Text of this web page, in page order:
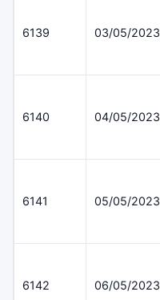
6139 03/05/2023
6140 04/05/2023
6141 05/05/2023
6142 06/05/2023